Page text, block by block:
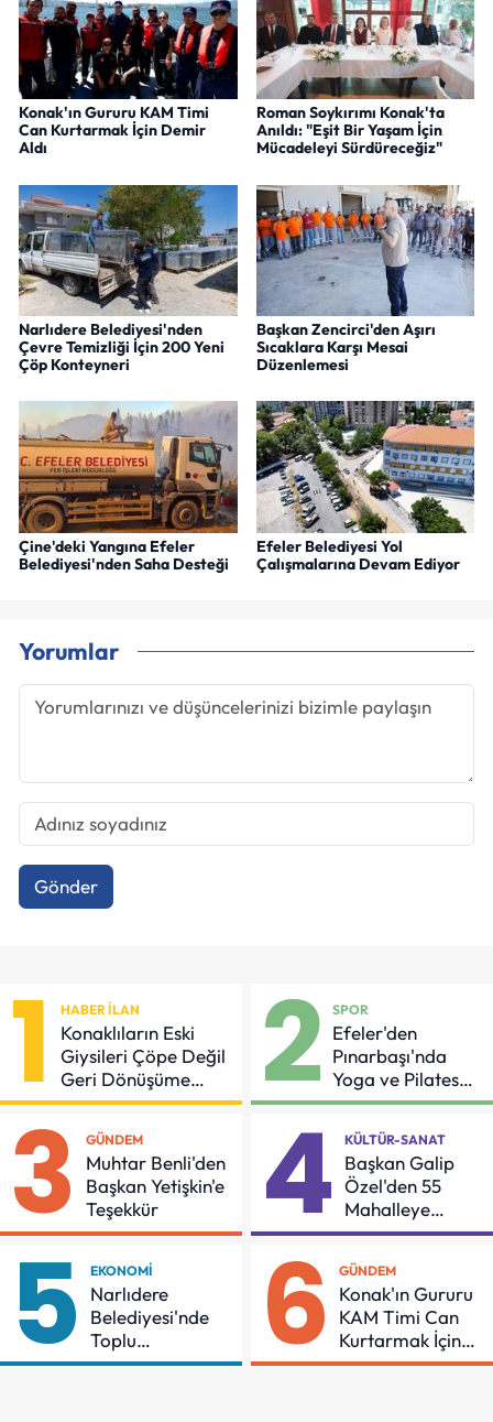
Konak'ın Gururu KAM Timi
Can Kurtarmak İçin Demir
Aldı
Roman Soykırımı Konak'ta
Anıldı: "Eşit Bir Yaşam İçin
Mücadeleyi Sürdüreceğiz"
Narlıdere Belediyesi'nden
Çevre Temizliği İçin 200 Yeni
Çöp Konteyneri
Başkan Zencirci'den Aşırı
Sıcaklara Karşı Mesai
Düzenlemesi
Çine'deki Yangına Efeler
Belediyesi'nden Saha Desteği
Efeler Belediyesi Yol
Çalışmalarına Devam Ediyor
Yorumlar
Gönder
1 HABER İLAN
Konaklıların Eski
Giysileri Çöpe Değil
Geri Dönüşüme
Gidiyor
2 SPOR
Efeler'den
Pınarbaşı'nda
Yoga ve Pilates
Buluşması
3 GÜNDEM
Muhtar Benli'den
Başkan Yetişkin'e
Teşekkür
4 KÜLTÜR-SANAT
Başkan Galip
Özel'den 55
Mahalleye
Çocuk Şenliği
5 EKONOMI
Narlıdere
Belediyesi'nde
Toplu
Sözleşmeye
6 GÜNDEM
Konak'ın Gururu
KAM Timi Can
Kurtarmak İçin
Demir Aldı